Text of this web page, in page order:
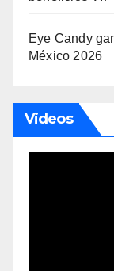
Eye Candy
México 2026
Videos